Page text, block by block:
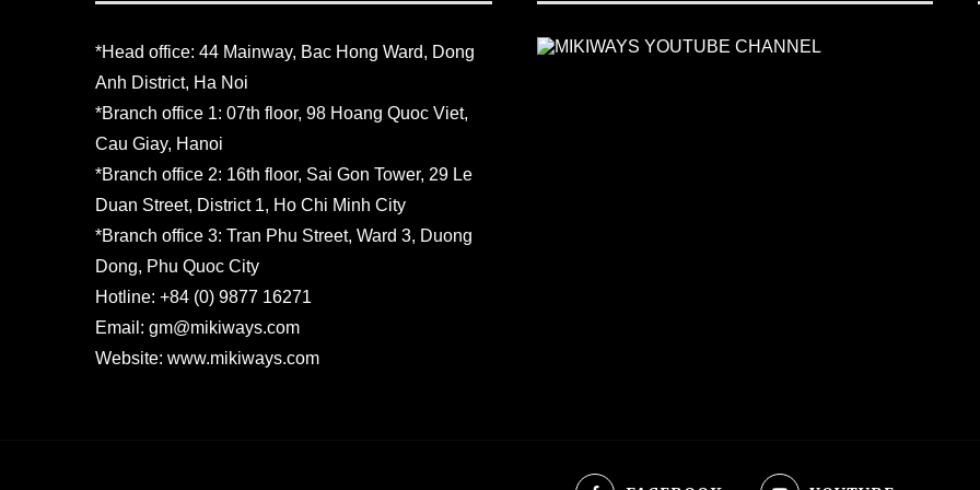
*Head office: 44 Mainway, Bac Hong Ward, Dong
Anh District, Ha Noi
*Branch office 1: 07th floor, 98 Hoang Quoc Viet,
Cau Giay, Hanoi
*Branch office 2: 16th floor, Sai Gon Tower, 29 Le
Duan Street, District 1, Ho Chi Minh City
*Branch office 3: Tran Phu Street, Ward 3, Duong
Dong, Phu Quoc City
Hotline: +84 (0) 9877 16271
Email: gm@mikiways.com
Website: www.mikiways.com